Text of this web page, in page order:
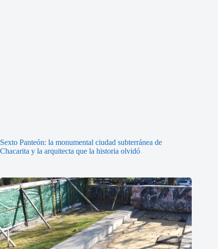
Sexto Panteón: la monumental ciudad subterránea de
Chacarita y la arquitecta que la historia olvidó